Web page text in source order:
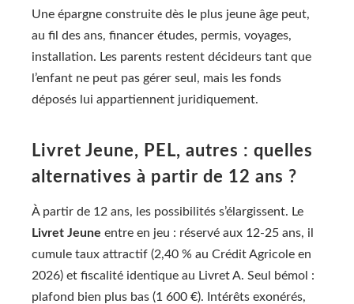
Une épargne construite dès le plus jeune âge peut,
au fil des ans, financer études, permis, voyages,
installation. Les parents restent décideurs tant que
l’enfant ne peut pas gérer seul, mais les fonds
déposés lui appartiennent juridiquement.
Livret Jeune, PEL, autres : quelles
alternatives à partir de 12 ans ?
À partir de 12 ans, les possibilités s’élargissent. Le
Livret Jeune entre en jeu : réservé aux 12-25 ans, il
cumule taux attractif (2,40 % au Crédit Agricole en
2026) et fiscalité identique au Livret A. Seul bémol :
plafond bien plus bas (1 600 €). Intérêts exonérés,